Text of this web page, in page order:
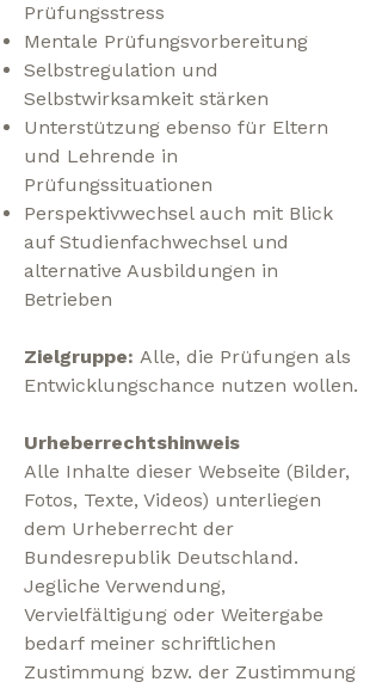
Prüfungsstress
Mentale Prüfungsvorbereitung
Selbstregulation und
Selbstwirksamkeit stärken
Unterstützung ebenso für Eltern
und Lehrende in
Prüfungssituationen
Perspektivwechsel auch mit Blick
auf Studienfachwechsel und
alternative Ausbildungen in
Betrieben
Zielgruppe: Alle, die Prüfungen als
Entwicklungschance nutzen wollen.
Urheberrechtshinweis
Alle Inhalte dieser Webseite (Bilder,
Fotos, Texte, Videos) unterliegen
dem Urheberrecht der
Bundesrepublik Deutschland.
Jegliche Verwendung,
Vervielfältigung oder Weitergabe
bedarf meiner schriftlichen
Zustimmung bzw. der Zustimmung